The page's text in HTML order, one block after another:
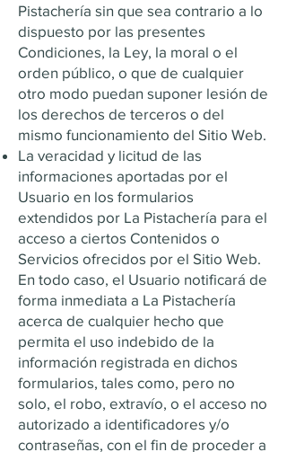
Pistachería sin que sea contrario a lo
dispuesto por las presentes
Condiciones, la Ley, la moral o el
orden público, o que de cualquier
otro modo puedan suponer lesión de
los derechos de terceros o del
mismo funcionamiento del Sitio Web.
La veracidad y licitud de las
informaciones aportadas por el
Usuario en los formularios
extendidos por La Pistachería para el
acceso a ciertos Contenidos o
Servicios ofrecidos por el Sitio Web.
En todo caso, el Usuario notificará de
forma inmediata a La Pistachería
acerca de cualquier hecho que
permita el uso indebido de la
información registrada en dichos
formularios, tales como, pero no
solo, el robo, extravío, o el acceso no
autorizado a identificadores y/o
contraseñas, con el fin de proceder a